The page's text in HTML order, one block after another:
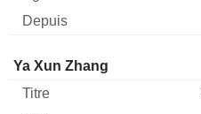
Administrateur
Ya Xun Zhang